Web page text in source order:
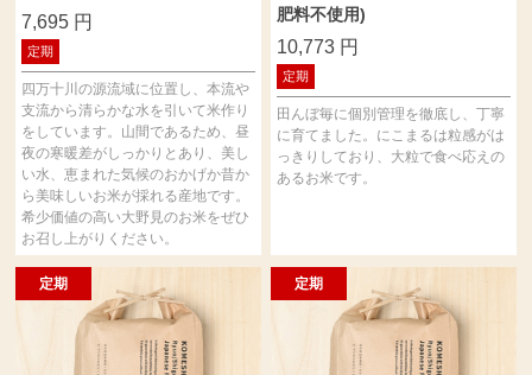
7,695 円
定期
四万十川の源流域に位置し、本流や
支流から清らかな水を引いて米作り
をしています。山間であるため、昼
夜の寒暖差がしっかりとあり、美し
い水、恵まれた気候のおかげか昔か
ら美味しいお米が採れる産地です。
希少価値の高い大野見のお米をぜひ
お召し上がりください。
肥料不使用)
10,773 円
定期
田んぼ毎に個別管理を徹底し、丁寧
に育てました。にこまるは粒感がは
っきりしており、大粒で食べ応えの
あるお米です。
定期 定期